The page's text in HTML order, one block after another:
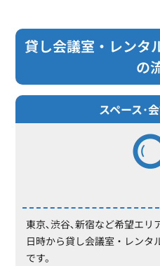
貸し会議室・レンタ
の
スペース･
東京､渋谷､新宿など希望エリ
日時から貸し会議室・レンタ
です。